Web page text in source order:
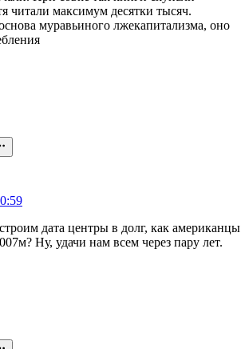
читали максимум десятки тысяч.
муравьиного лжекапитализма, оно
дата центры в долг, как американцы
Ну, удачи нам всем через пару лет.